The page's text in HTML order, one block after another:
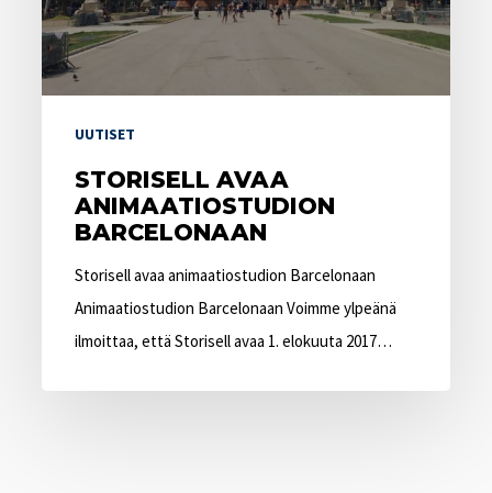
UUTISET
STORISELL AVAA
ANIMAATIOSTUDION
BARCELONAAN
Storisell avaa animaatiostudion Barcelonaan
Animaatiostudion Barcelonaan Voimme ylpeänä
ilmoittaa, että Storisell avaa 1. elokuuta 2017…